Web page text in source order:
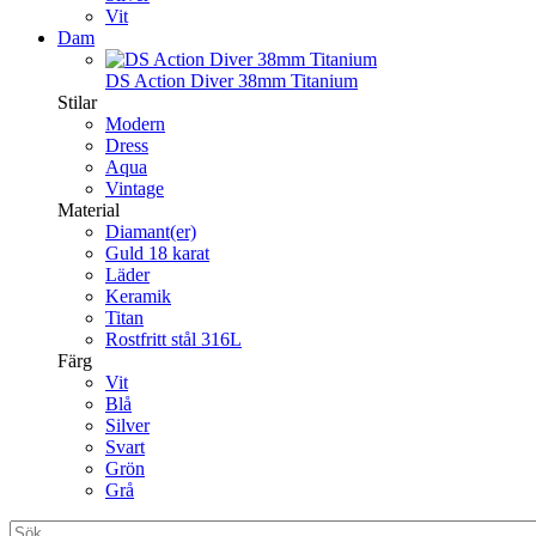
Vit
Dam
DS Action Diver 38mm Titanium
Stilar
Modern
Dress
Aqua
Vintage
Material
Diamant(er)
Guld 18 karat
Läder
Keramik
Titan
Rostfritt stål 316L
Färg
Vit
Blå
Silver
Svart
Grön
Grå